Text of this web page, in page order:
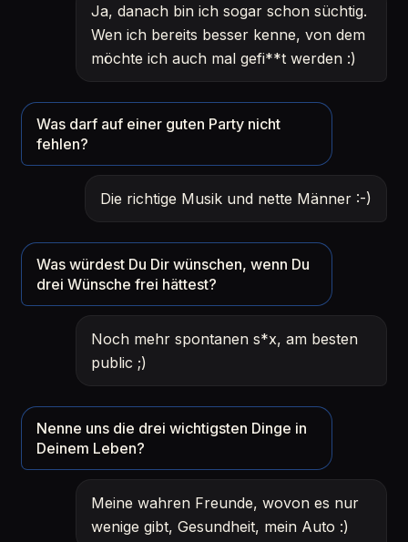
Ja, danach bin ich sogar schon süchtig.
Wen ich bereits besser kenne, von dem
möchte ich auch mal gefi**t werden :)
Was darf auf einer guten Party nicht
fehlen?
Die richtige Musik und nette Männer :-)
Was würdest Du Dir wünschen, wenn Du
drei Wünsche frei hättest?
Noch mehr spontanen s*x, am besten
public ;)
Nenne uns die drei wichtigsten Dinge in
Deinem Leben?
Meine wahren Freunde, wovon es nur
wenige gibt, Gesundheit, mein Auto :)